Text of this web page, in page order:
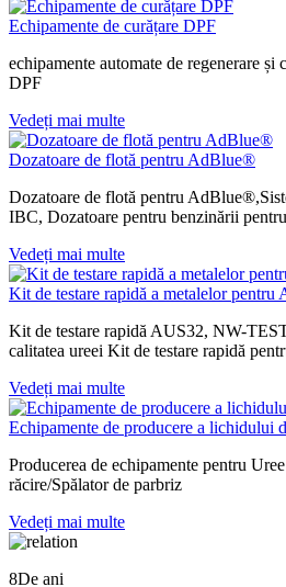
Echipamente de curățare DPF
echipamente automate de regenerare și
DPF
Vedeți mai multe
Dozatoare de flotă pentru AdBlue®
Dozatoare de flotă pentru
IBC, Dozatoare pentru benzinării
Vedeți mai multe
Kit de testare rapidă a metalelor
Kit de testare rapidă AUS32, NW-
calitatea ureei Kit de testare rapidă
Vedeți mai multe
Echipamente de producere a lichidului
Producerea de echipamente pentru
răcire/Spălator de parbriz
Vedeți mai multe
8De ani